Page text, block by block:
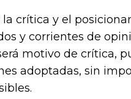
crítica y el
y corrientes de
motivo de crítica,
adoptadas, sin